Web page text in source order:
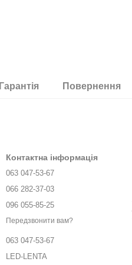
Повернення
Контактна інформація
063 047-53-67
066 282-37-03
096 055-85-25
Передзвонити вам?
063 047-53-67
LED-LENTA